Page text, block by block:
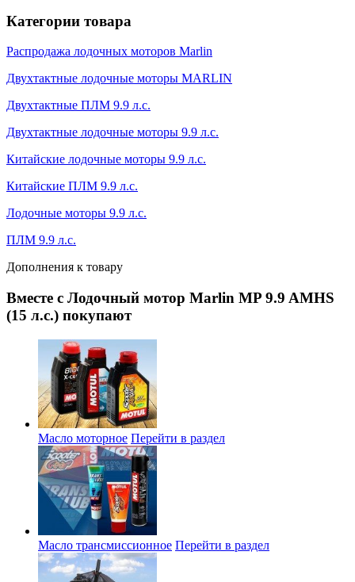
Категории товара
Распродажа лодочных моторов Marlin
Двухтактные лодочные моторы MARLIN
Двухтактные ПЛМ 9.9 л.с.
Двухтактные лодочные моторы 9.9 л.с.
Китайские лодочные моторы 9.9 л.с.
Китайские ПЛМ 9.9 л.с.
Лодочные моторы 9.9 л.с.
ПЛМ 9.9 л.с.
Дополнения к товару
Вместе с Лодочный мотор Marlin MP 9.9 AMHS
(15 л.с.) покупают
Масло моторное Перейти в раздел
Масло трансмиссионное Перейти в раздел